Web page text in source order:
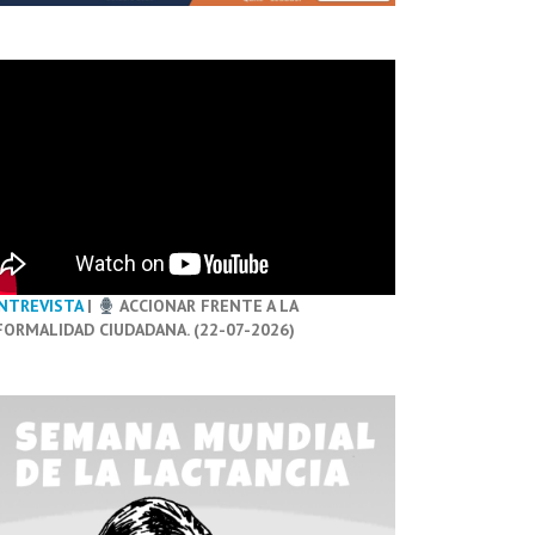
|
ACCIONAR FRENTE A LA
CIUDADANA. (22-07-2026)